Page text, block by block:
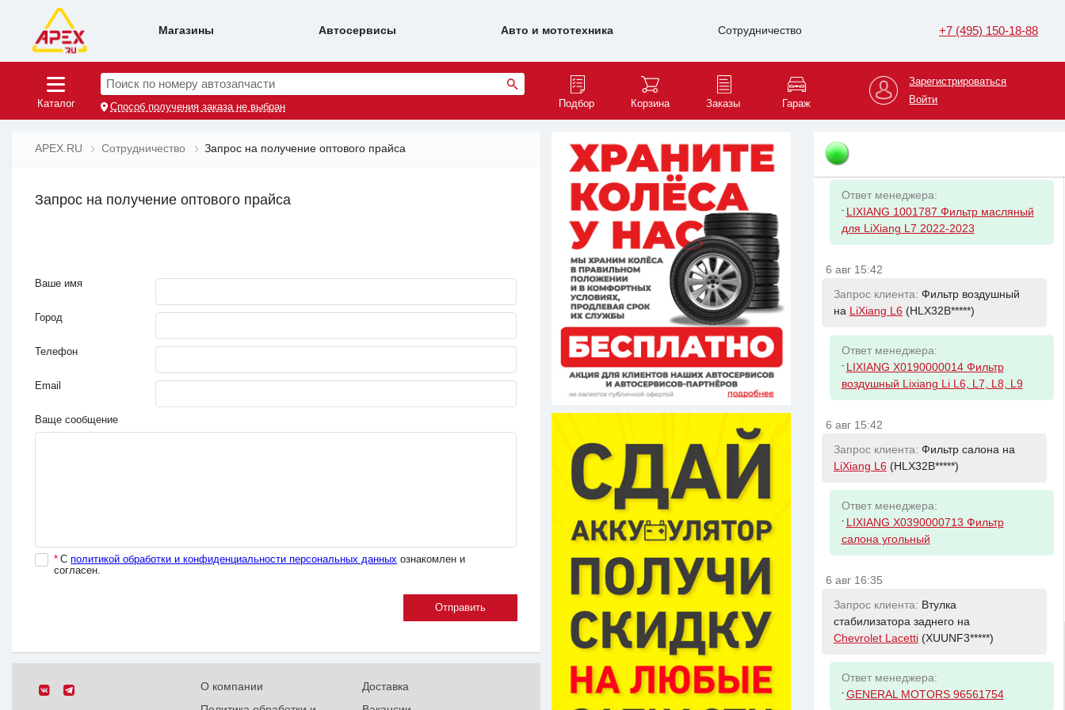
Магазины Автосервисы Авто и мототехника Сотрудничество +7 (495) 150-18-88
Каталог
Поиск по номеру автозапчасти
Способ получения заказа не выбран Подбор Корзина Заказы Гараж
Зарегистрироваться
Войти
APEX.RU Сотрудничество Запрос на получение оптового прайса
Запрос на получение оптового прайса
Ваше имя
Город
Телефон
Email
Ваще сообщение
* Сполитикой обработки и конфиденциальности персональных данных ознакомлен и
согласен.
О компании
Доставка
REINZOSIL –50°C+300°C 70мл
Запрос клиента:
LiXiang L6
Ответ менеджера:
- LIXIANG 1001787 Фильтр масляный
для LiXiang L7 2022-2023
6 авг 15:42
Запрос клиента: Фильтр воздушный
на LiXiang L6(HLX32B*****)
Ответ менеджера:
- LIXIANG X0190000014 Фильтр
воздушный Lixiang Li L6, L7, L8, L9
6 авг 15:42
Запрос клиента: Фильтр салона на
LiXiang L6(HLX32B*****)
Ответ менеджера:
- LIXIANG X0390000713 Фильтр
салона угольный
6 авг 16:35
Запрос клиента: Втулка
стабилизатора заднего на
Chevrolet Lacetti(XUUNF3*****)
Ответ менеджера:
- GENERAL MOTORS 96561754